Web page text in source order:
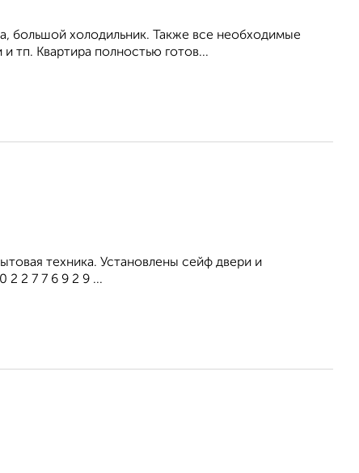
большой холодильник. Также все необходимые
тп. Квартира полностью готов...
техника. Установлены сейф двери и
2 2 7 7 6 9 2 9 ...